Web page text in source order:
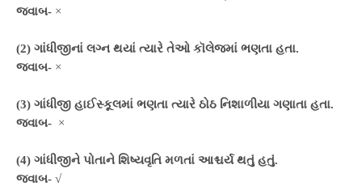
જવાબ- ×
(2) ગાંધીજીનાં લગ્ન થયાં ત્યારે તેઓ કૉલેજમાં ભણતા હતા.
જવાબ- ×
(3) ગાંધીજી હાઈસ્કૂલમાં ભણતા ત્યારે ઠોઠ નિશાળીયા ગણાતા હતા.
જવાબ- ×
(4) ગાંધીજીને પોતાને શિષ્યવૃતિ મળતાં આશ્ચર્ય થતું હતું.
જવાબ- √